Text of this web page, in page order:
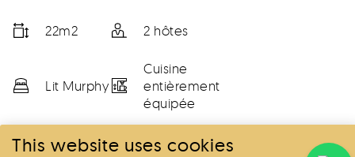
This website uses cookies
22m2 2 hôtes
Lit Murphy
Cuisine
entièrement
équipée